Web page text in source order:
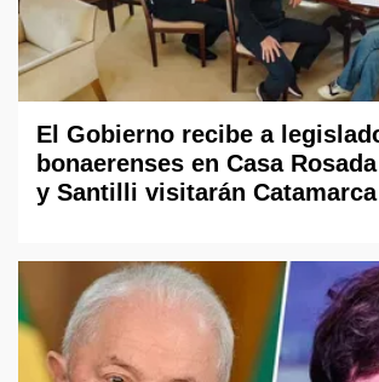
El Gobierno recibe a
bonaerenses en Casa
y Santilli visitarán Catamarca